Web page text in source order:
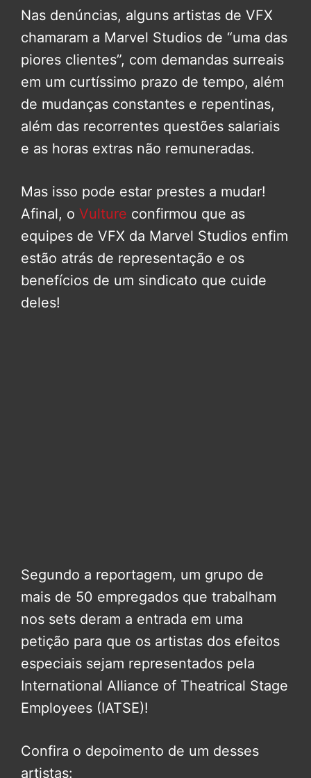
Nas denúncias, alguns artistas de VFX
chamaram a Marvel Studios de “uma das
piores clientes”, com demandas surreais
em um curtíssimo prazo de tempo, além
de mudanças constantes e repentinas,
além das recorrentes questões salariais
e as horas extras não remuneradas.
Mas isso pode estar prestes a mudar!
Afinal, o Vulture confirmou que as
equipes de VFX da Marvel Studios enfim
estão atrás de representação e os
benefícios de um sindicato que cuide
deles!
Segundo a reportagem, um grupo de
mais de 50 empregados que trabalham
nos sets deram a entrada em uma
petição para que os artistas dos efeitos
especiais sejam representados pela
International Alliance of Theatrical Stage
Employees (IATSE)!
Confira o depoimento de um desses
artistas: